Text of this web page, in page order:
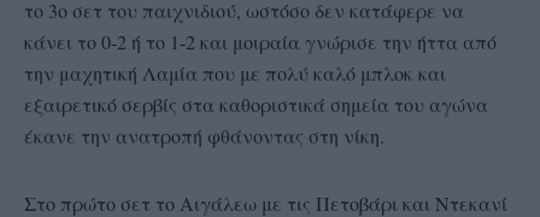
το 3ο σετ του παιχνιδιού, ωστόσο δεν κατάφερε να
κάνει το 0-2 ή το 1-2 και μοιραία γνώρισε την ήττα από
την μαχητική Λαμία που με πολύ καλό μπλοκ και
εξαιρετικό σερβίς στα καθοριστικά σημεία του αγώνα
έκανε την ανατροπή φθάνοντας στη νίκη.
Στο πρώτο σετ το Αιγάλεω με τις Πετοβάρι και Ντεκανί